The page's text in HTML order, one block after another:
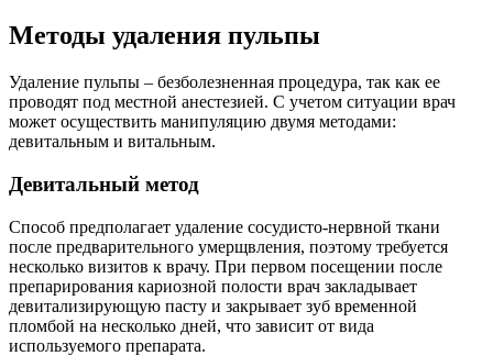
Методы удаления пульпы
Удаление пульпы – безболезненная процедура, так как ее
проводят под местной анестезией. С учетом ситуации врач
может осуществить манипуляцию двумя методами:
девитальным и витальным.
Девитальный метод
Способ предполагает удаление сосудисто-нервной ткани
после предварительного умерщвления, поэтому требуется
несколько визитов к врачу. При первом посещении после
препарирования кариозной полости врач закладывает
девитализирующую пасту и закрывает зуб временной
пломбой на несколько дней, что зависит от вида
используемого препарата.